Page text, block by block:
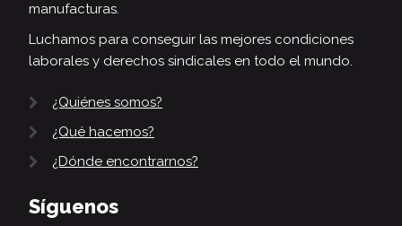
manufacturas.
Luchamos para conseguir las mejores condiciones
laborales y derechos sindicales en todo el mundo.
¿Quiénes somos?
¿Qué hacemos?
¿Dónde encontrarnos?
Síguenos